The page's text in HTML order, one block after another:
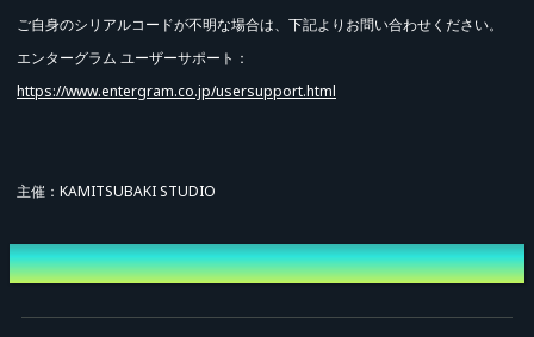
ご自身のシリアルコードが不明な場合は、下記よりお問い合わせください。
エンターグラム ユーザーサポート：
https://www.entergram.co.jp/usersupport.html
主催：KAMITSUBAKI STUDIO
開催日時